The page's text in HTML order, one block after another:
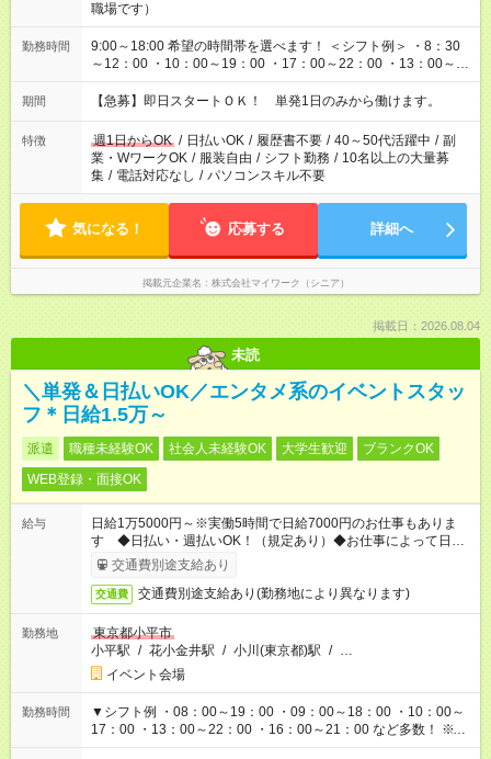
職場です）
勤務時間
9:00～18:00 希望の時間帯を選べます！ ＜シフト例＞ ・8：30
～12：00 ・10：00～19：00 ・17：00～22：00 ・13：00～
22：00 ・22：00～翌6：00 など
期間 【急募】即日スタートＯＫ！ 単発1日のみから働けます。
特徴 週1日からOK / 日払いOK / 履歴書不要 / 40～50代活躍中 / 副
業・WワークOK / 服装自由 / シフト勤務 / 10名以上の大量募
集 / 電話対応なし / パソコンスキル不要
気になる！ 応募する 詳細へ
掲載元企業名 株式会社マイワーク（シニア）
掲載日：2026.08.04
未読
＼単発＆日払いOK／エンタメ系のイベントスタッ
フ＊日給1.5万～
派遣 職種未経験OK 社会人未経験OK 大学生歓迎
ブランクOK
WEB登録・面接OK
給与
日給1万5000円～※実働5時間で日給7000円のお仕事もありま
す ◆日払い・週払いOK！（規定あり）◆お仕事によって日給も
異なります
交通費別途支給あり
交通費 交通費別途支給あり(勤務地により異なります)
勤務地
東京都小平市
小平駅 / 花小金井駅 / 小川(東京都)駅 / …
イベント会場
勤務時間
▼シフト例 ・08：00～19：00 ・09：00～18：00 ・10：00～
17：00 ・13：00～22：00 ・16：00～21：00 など多数！ ※お
仕事により勤務時間が異なります